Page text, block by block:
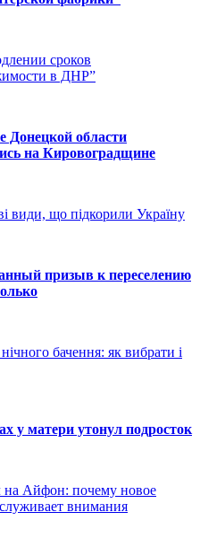
сроков
в ДНР”
Донецкой области
на Кировоградщине
види, що підкорили Україну
призыв к переселению
бачення: як вибрати і
у матери утонул подросток
Айфон: почему новое
внимания